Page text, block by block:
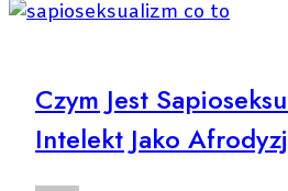
campari?
połączenia!
Czym Jest
Intelekt Jako